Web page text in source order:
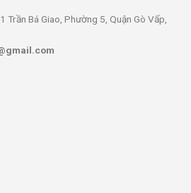
Trần Bá Giao, Phường 5, Quận Gò Vấp,